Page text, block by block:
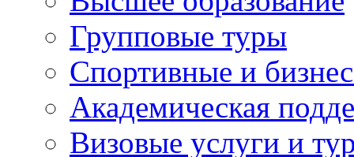
Групповые туры
Спортивные и
Академическая
Визовые услуги и